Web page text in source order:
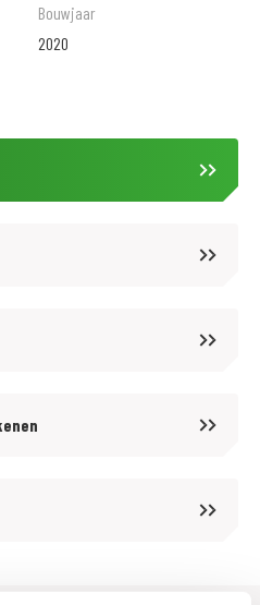
langs!
bent u al meer dan 65 jaar aan het
en scooters, aanschaf van
garantiepakketten aan. Informeer
Bouwjaar
2020